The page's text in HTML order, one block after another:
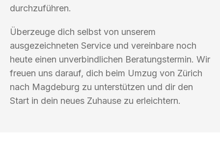
durchzuführen.
Überzeuge dich selbst von unserem
ausgezeichneten Service und vereinbare noch
heute einen unverbindlichen Beratungstermin. Wir
freuen uns darauf, dich beim Umzug von Zürich
nach Magdeburg zu unterstützen und dir den
Start in dein neues Zuhause zu erleichtern.